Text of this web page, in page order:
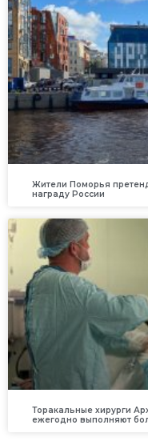
Жители Поморья
награду России
Торакальные хирурги
ежегодно выполняют